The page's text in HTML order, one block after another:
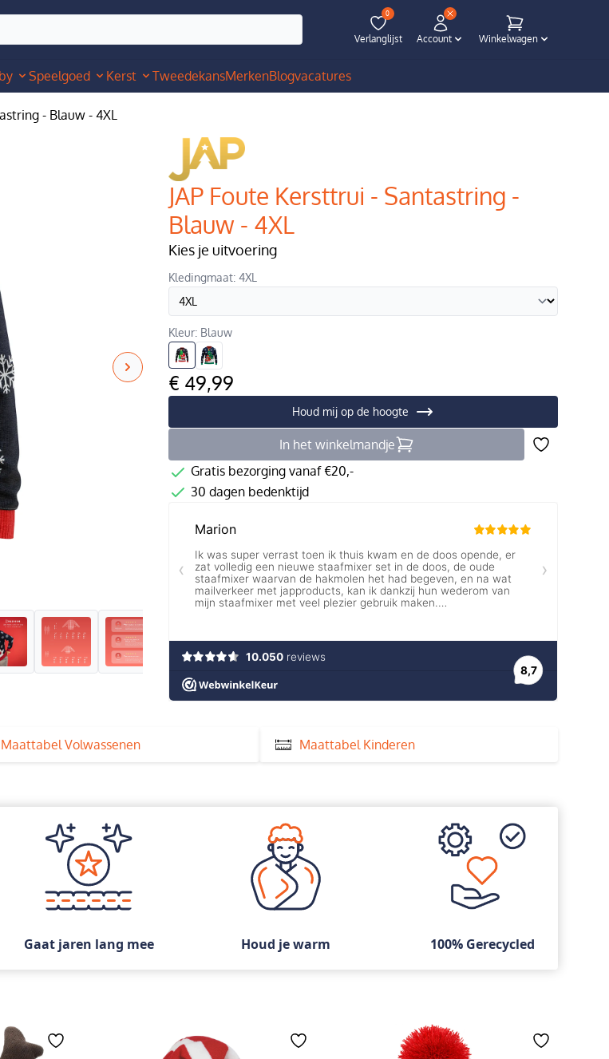
0
Verlanglijst Account Winkelwagen
Speelgoed Kerst TweedekansMerkenBlogvacatures
- Blauw - 4XL
JAP Foute Kersttrui - Santastring -
Blauw - 4XL
Kies je uitvoering
Kledingmaat: 4XL
Kleur: Blauw
€ 49,99
Houd mij op de hoogte
In het winkelmandje
Gratis bezorging vanaf €20,-
30 dagen bedenktijd
Maattabel Volwassenen Maattabel Kinderen
Gaat jaren lang mee Houd je warm 100% Gerecycled